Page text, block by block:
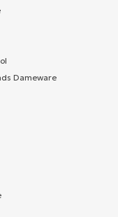
Dameware